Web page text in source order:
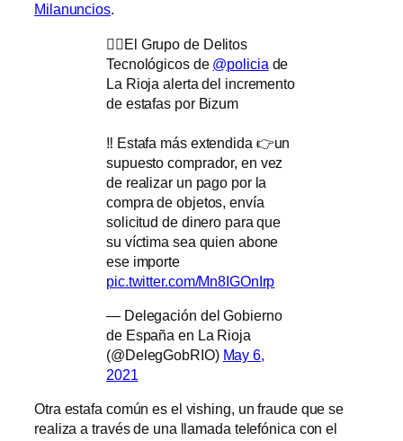
Milanuncios.
👮‍♀️El Grupo de Delitos
Tecnológicos de @policia de
La Rioja alerta del incremento
de estafas por Bizum
‼️ Estafa más extendida 👉un
supuesto comprador, en vez
de realizar un pago por la
compra de objetos, envía
solicitud de dinero para que
su víctima sea quien abone
ese importe
pic.twitter.com/Mn8IGOnIrp
— Delegación del Gobierno
de España en La Rioja
(@DelegGobRIO) May 6,
2021
Otra estafa común es el vishing, un fraude que se
realiza a través de una llamada telefónica con el